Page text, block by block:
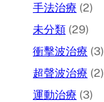
手法治療 (2)
未分類 (29)
衝擊波治療 (3)
超聲波治療 (2)
運動治療 (3)